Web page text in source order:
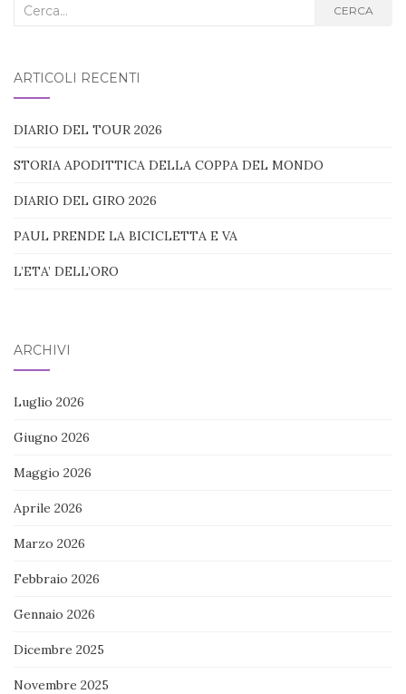
Cerca
CERCA
ARTICOLI RECENTI
DIARIO DEL TOUR 2026
STORIA APODITTICA DELLA COPPA DEL MONDO
DIARIO DEL GIRO 2026
PAUL PRENDE LA BICICLETTA E VA
L’ETA’ DELL’ORO
ARCHIVI
Luglio 2026
Giugno 2026
Maggio 2026
Aprile 2026
Marzo 2026
Febbraio 2026
Gennaio 2026
Dicembre 2025
Novembre 2025